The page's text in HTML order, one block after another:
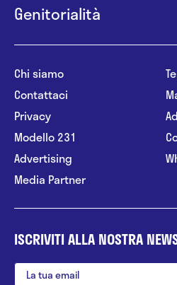
Genitorialità
Chi siamo
Contattaci
Privacy
Modello 231
Advertising
Media Partner
ISCRIVITI ALLA NOSTRA